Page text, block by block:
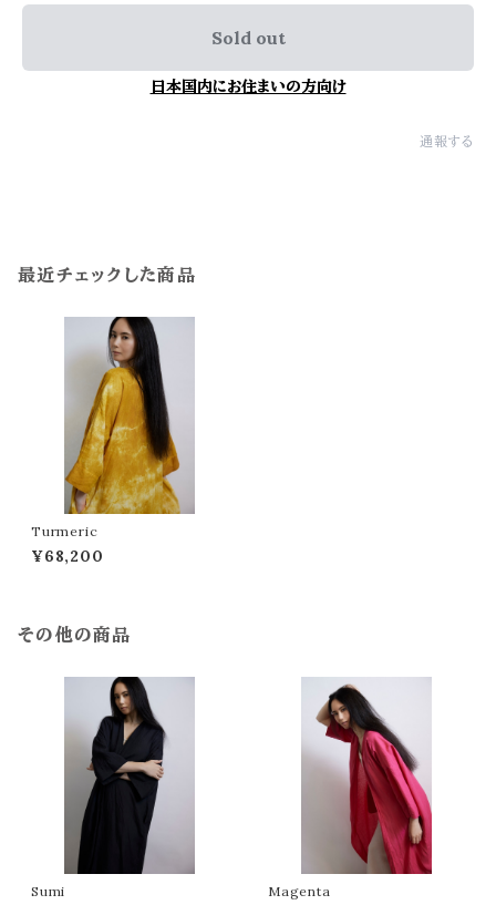
Sold out
日本国内にお住まいの方向け
通報する
最近チェックした商品
Turmeric
¥68,200
その他の商品
Sumi Magenta